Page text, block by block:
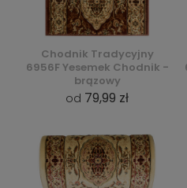
Chodnik Tradycyjny
6956F Yesemek Chodnik -
brązowy
od 79,99 zł